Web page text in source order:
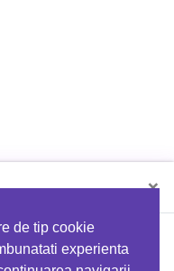
de tip cookie
experienta
×